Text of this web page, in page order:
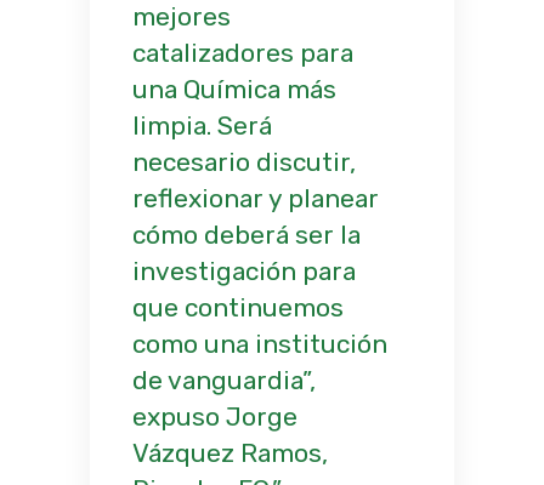
mejores
catalizadores para
una Química más
limpia. Será
necesario discutir,
reflexionar y planear
cómo deberá ser la
investigación para
que continuemos
como una institución
de vanguardia”,
expuso Jorge
Vázquez Ramos,